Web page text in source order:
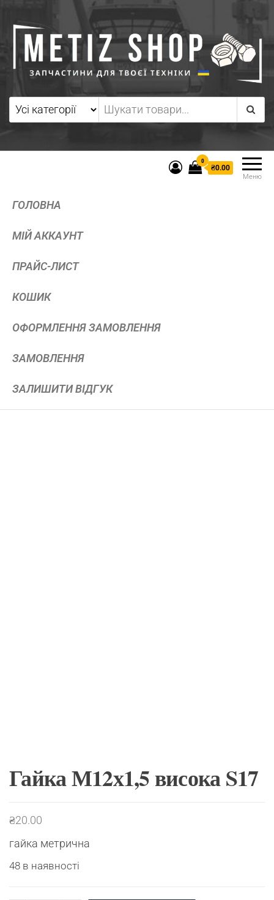
Меню
0
₴0.00
ГОЛОВНА
МІЙ АККАУНТ
ПРАЙС-ЛИСТ
КОШИК
ОФОРМЛЕННЯ ЗАМОВЛЕННЯ
ЗАМОВЛЕННЯ
ЗАЛИШИТИ ВІДГУК
Гайка М12х1,5 висока S17
₴20.00
гайка метрична
48 в наявності